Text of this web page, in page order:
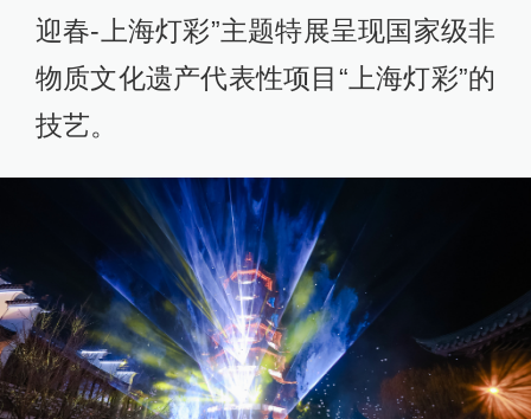
迎春-上海灯彩”主题特展呈现国家级非
物质文化遗产代表性项目“上海灯彩”的
技艺。